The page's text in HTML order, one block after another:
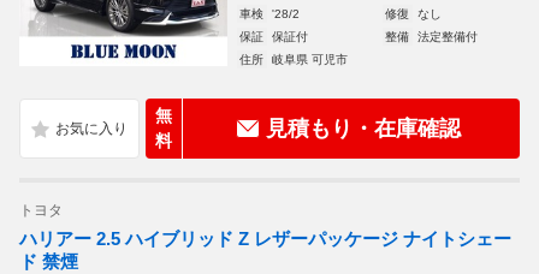
車検
'28/2 修復
なし
保証
保証付 整備
法定整備付
住所
岐阜県 可児市
無
料
見積もり・在庫確認
トヨタ
ハリアー 2.5 ハイブリッド Z レザーパッケージ ナイトシェー
ド 禁煙